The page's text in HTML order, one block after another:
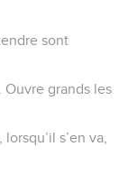
sont
Ouvre grands les
s’en va,